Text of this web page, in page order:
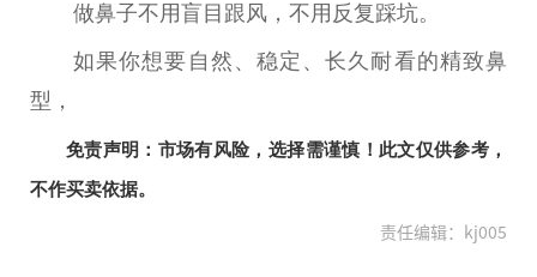
做鼻子不用盲目跟风，不用反复踩坑。
如果你想要自然、稳定、长久耐看的精致鼻
型，
免责声明：市场有风险，选择需谨慎！此文仅供参考，
不作买卖依据。
责任编辑：kj005